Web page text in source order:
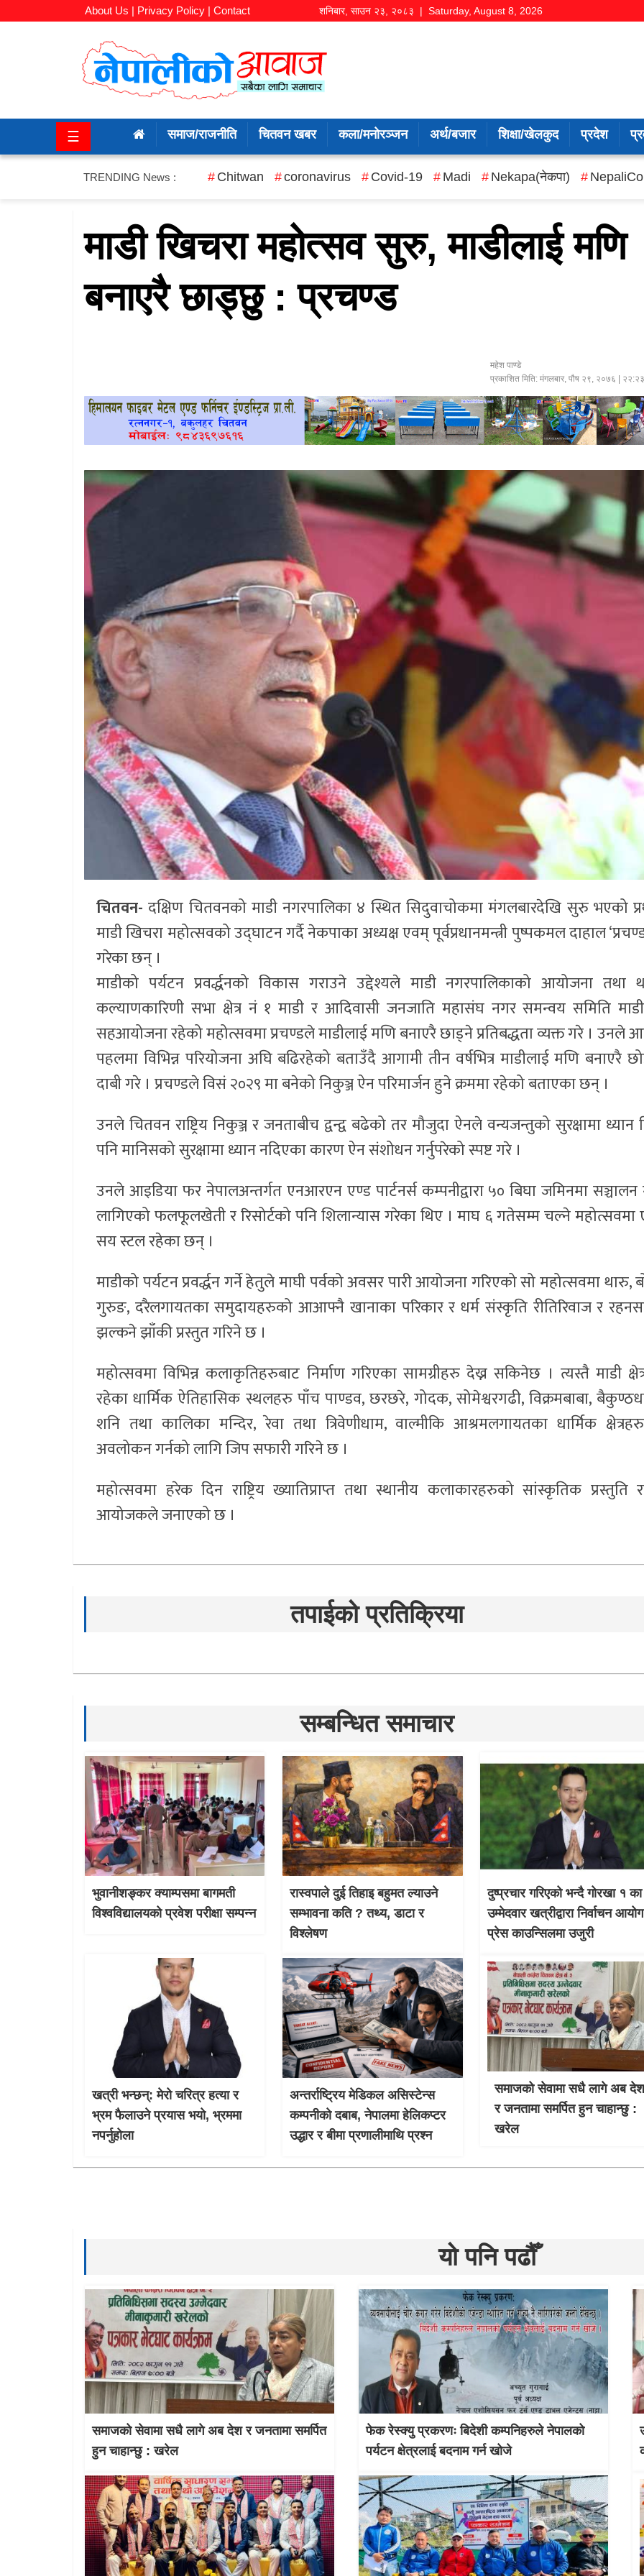
About Us | Privacy Policy | Contact शनिबार, साउन २३, २०८३ | Saturday, August 8, 2026
राजनीति
☰ समाज/राजनीति चितवन खबर कला/मनोरञ्जन अर्थ/बजार शिक्षा/खेलकुद प्रदेश
TRENDING News : Chitwan coronavirus Covid-19 Madi Nekapa(नेकपा)
माडी खिचरा महोत्सव सुरु, माडीलाई मणि
बनाएरै छाड्छु : प्रचण्ड
महेश पाण्डे
प्रकाशित मिति:मंगलबार, पौष २९, २०७६ |
चितवन- दक्षिण चितवनको माडी नगरपालिका ४ स्थित सिदुवाचोकमा मंगलबारदेखि सुरु भएको
माडी खिचरा महोत्सवको उद्घाटन गर्दै नेकपाका अध्यक्ष एवम् पूर्वप्रधानमन्त्री पुष्पकमल दाहाल
गरेका छन् ।
माडीको पर्यटन प्रवर्द्धनको विकास गराउने उद्देश्यले माडी नगरपालिकाको आयोजना तथा
कल्याणकारिणी सभा क्षेत्र नं १ माडी र आदिवासी जनजाति महासंघ नगर समन्वय समिति
सहआयोजना रहेको महोत्सवमा प्रचण्डले माडीलाई मणि बनाएरै छाड्ने प्रतिबद्धता व्यक्त गरे । उनले
पहलमा विभिन्न परियोजना अघि बढिरहेको बताउँदै आगामी तीन वर्षभित्र माडीलाई मणि बनाएरै
दाबी गरे । प्रचण्डले विसं २०२९ मा बनेको निकुञ्ज ऐन परिमार्जन हुने क्रममा रहेको बताएका छन् ।
उनले चितवन राष्ट्रिय निकुञ्ज र जनताबीच द्वन्द्व बढेको तर मौजुदा ऐनले वन्यजन्तुको सुरक्षामा ध्यान
पनि मानिसको सुरक्षामा ध्यान नदिएका कारण ऐन संशोधन गर्नुपरेको स्पष्ट गरे ।
उनले आइडिया फर नेपालअन्तर्गत एनआरएन एण्ड पार्टनर्स कम्पनीद्वारा ५० बिघा जमिनमा सञ्चालन
लागिएको फलफूलखेती र रिसोर्टको पनि शिलान्यास गरेका थिए । माघ ६ गतेसम्म चल्ने
सय स्टल रहेका छन् ।
माडीको पर्यटन प्रवर्द्धन गर्ने हेतुले माघी पर्वको अवसर पारी आयोजना गरिएको सो महोत्सवमा थारु,
गुरुङ, दरैलगायतका समुदायहरुको आआफ्नै खानाका परिकार र धर्म संस्कृति रीतिरिवाज र
झल्कने झाँकी प्रस्तुत गरिने छ ।
महोत्सवमा विभिन्न कलाकृतिहरुबाट निर्माण गरिएका सामग्रीहरु देख्न सकिनेछ । त्यस्तै माडी
रहेका धार्मिक ऐतिहासिक स्थलहरु पाँच पाण्डव, छरछरे, गोदक, सोमेश्वरगढी, विक्रमबाबा,
शनि तथा कालिका मन्दिर, रेवा तथा त्रिवेणीधाम, वाल्मीकि आश्रमलगायतका धार्मिक
अवलोकन गर्नको लागि जिप सफारी गरिने छ ।
महोत्सवमा हरेक दिन राष्ट्रिय ख्यातिप्राप्त तथा स्थानीय कलाकारहरुको सांस्कृतिक प्रस्तुति
आयोजकले जनाएको छ ।
तपाईको प्रतिक्रिया
सम्बन्धित समाचार
भुवानीशङ्कर क्याम्पसमा बागमती
विश्वविद्यालयको प्रवेश परीक्षा सम्पन्न
रास्वपाले दुई तिहाइ बहुमत ल्याउने
सम्भावना कति ? तथ्य, डाटा र
विश्लेषण
दुष्प्रचार गरिएको भन्दै गोरखा १ का
उम्मेदवार खत्रीद्वारा निर्वाचन
प्रेस काउन्सिलमा उजुरी
खत्री भन्छन्: मेरो चरित्र हत्या र
भ्रम फैलाउने प्रयास भयो, भ्रममा
नपर्नुहोला
अन्तर्राष्ट्रिय मेडिकल असिस्टेन्स
कम्पनीको दबाब, नेपालमा हेलिकप्टर
उद्धार र बीमा प्रणालीमाथि प्रश्न
समाजको सेवामा सधै लागे अब
र जनतामा समर्पित हुन चाहान्छु :
खरेल
यो पनि पढौँ
समाजको सेवामा सधै लागे अब देश र जनतामा समर्पित
हुन चाहान्छु : खरेल
फेक रेस्क्यु प्रकरणः बिदेशी कम्पनिहरुले नेपालको
पर्यटन क्षेत्रलाई बदनाम गर्न खोजे